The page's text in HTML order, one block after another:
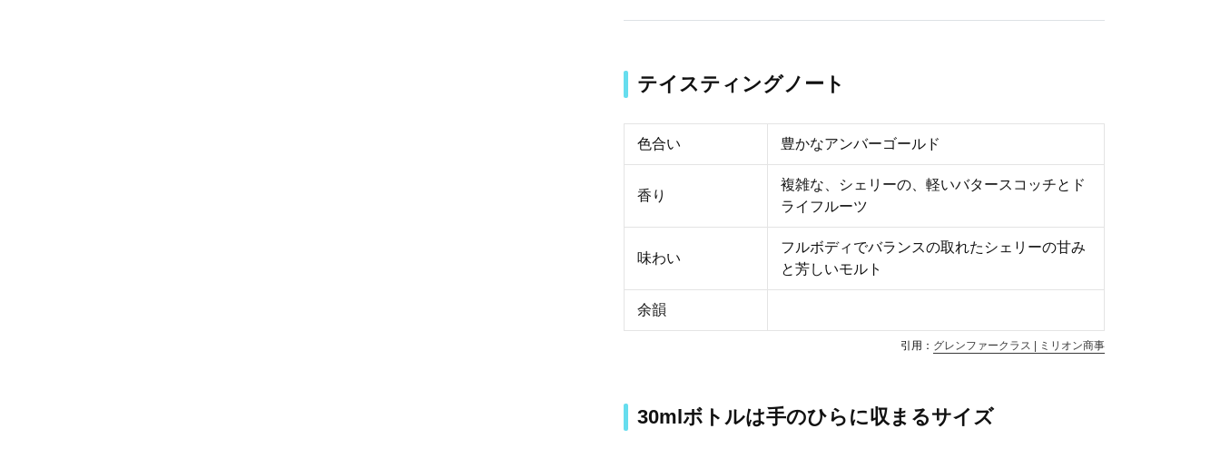
テイスティングノート
色合い 豊かなアンバーゴールド
香り
複雑な、シェリーの、軽いバタースコッチとド
ライフルーツ
味わい
フルボディでバランスの取れたシェリーの甘み
と芳しいモルト
余韻
引用： グレンファークラス | ミリオン商事
30mlボトルは手のひらに収まるサイズ